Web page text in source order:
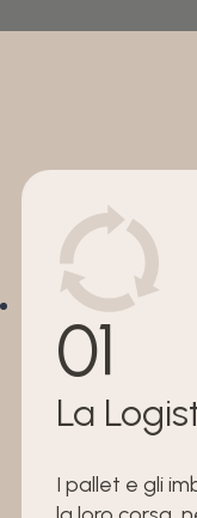
01
La
I pallet e gli